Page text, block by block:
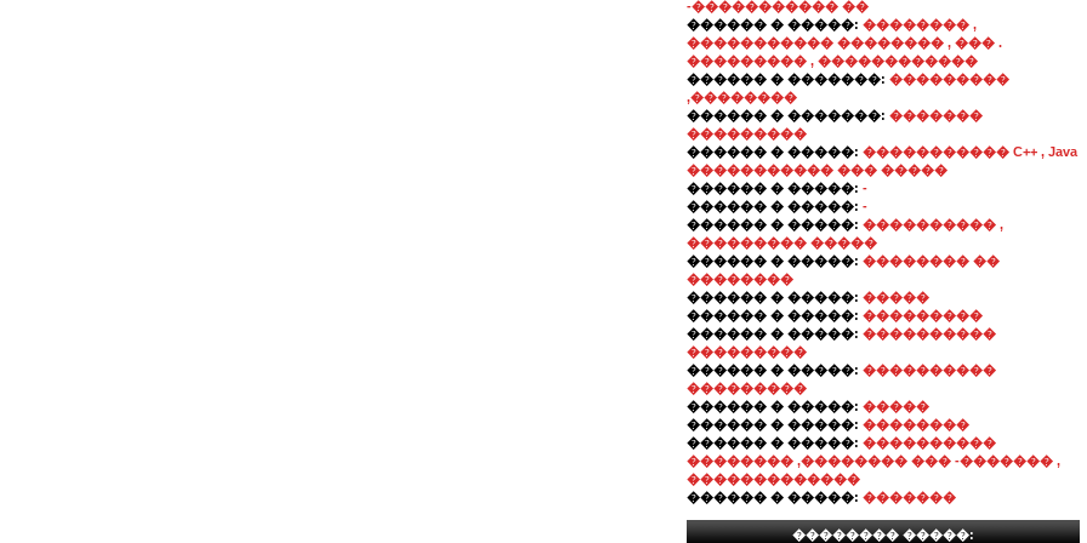
-����������� ��
������ � �����: �������� ,
����������� �������� , ��� .
��������� , ������������
������ � �������: ���������
,��������
������ � �������: �������
���������
������ � �����: ����������� C++ , Java
����������� ��� �����
������ � �����: -
������ � �����: -
������ � �����: ���������� ,
��������� �����
������ � �����: �������� ��
��������
������ � �����: �����
������ � �����: ���������
������ � �����: ����������
���������
������ � �����: ����������
���������
������ � �����: �����
������ � �����: ��������
������ � �����: ����������
�������� ,�������� ��� -������� ,
�������������
������ � �����: �������
�������� �����: